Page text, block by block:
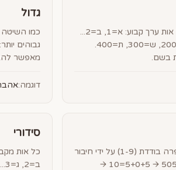
השיטה הנפוצה ביותר. לכל אות ערך קבוע: א=1, ב=2...
י=10, כ=20... ק=100, ר=200, ש=300, ת=400.
בשם.
גדול
כמו השיטה
מאפשר
דוגמה:
מצמצמים את התוצאה לספרה בודדת (1-9) על ידי חיבור
חוזר של הספרות. לדוגמה: 505 → 5+0+5=10 →
סידורי